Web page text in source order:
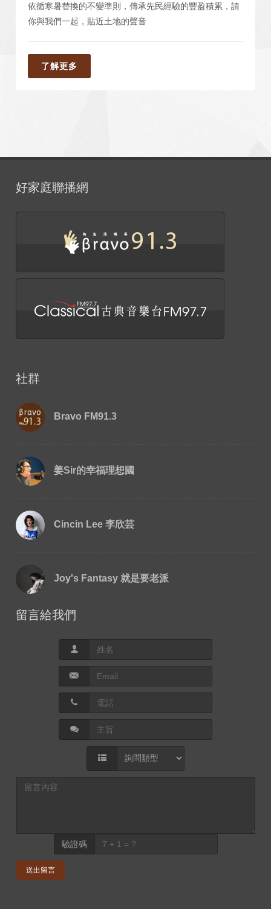
依循寒暑替換的不變準則，傳承先民經驗的豐盈積累，請
你與我們一起，貼近土地的聲音
了解更多
好家庭聯播網
社群
Bravo FM91.3
姜Sir的幸福理想國
Cincin Lee 李欣芸
Joy's Fantasy 就是要老派
留言給我們
驗證碼
送出留言